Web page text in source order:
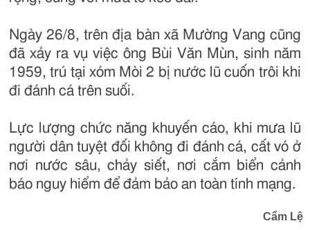
Ngày 26/8, trên địa bàn xã Mường Vang cũng
đã xảy ra vụ việc ông Bùi Văn Mùn, sinh năm
1959, trú tại xóm Mòi 2 bị nước lũ cuốn trôi khi
đi đánh cá trên suối.
Lực lượng chức năng khuyến cáo, khi mưa lũ
người dân tuyệt đối không đi đánh cá, cất vó ở
nơi nước sâu, chảy siết, nơi cắm biển cảnh
báo nguy hiểm để đảm bảo an toàn tính mạng.
Cẩm Lệ